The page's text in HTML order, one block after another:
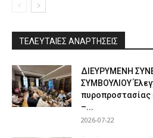
ΤΕΛΕΥΤΑΙΕΣ ΑΝΑΡΤΗΣΕΙΣ
ΔΙΕΥΡΥΜΕΝΗ
ΣΥΜΒΟΥΛΙΟΥ
πυροπροστασίας
–...
2026-07-22